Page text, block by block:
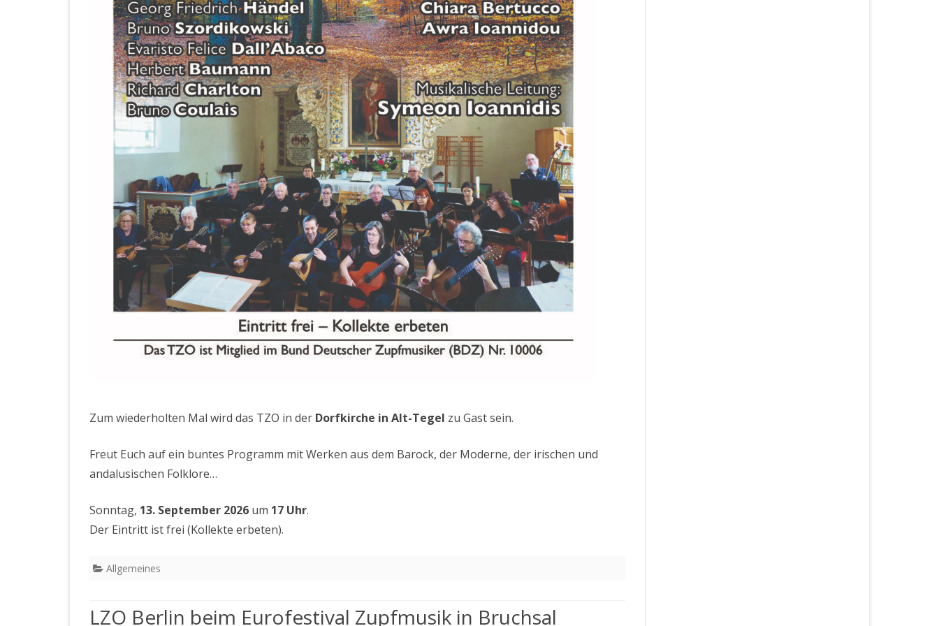
Zum wiederholten Mal wird das TZO in der Dorfkirche in Alt-Tegel zu Gast sein.
Freut Euch auf ein buntes Programm mit Werken aus dem Barock, der Moderne, der irischen und
andalusischen Folklore…
Sonntag, 13. September 2026 um 17 Uhr.
Der Eintritt ist frei (Kollekte erbeten).
Allgemeines
LZO Berlin beim Eurofestival Zupfmusik in Bruchsal